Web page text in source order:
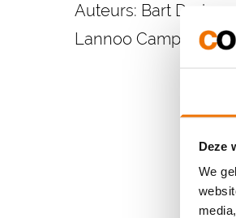
Deze
We
Auteurs: Bart Derison
Lannoo Campus 2012